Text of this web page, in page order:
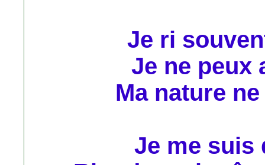
Je ri
Je ne peux
Ma nature
Je me suis